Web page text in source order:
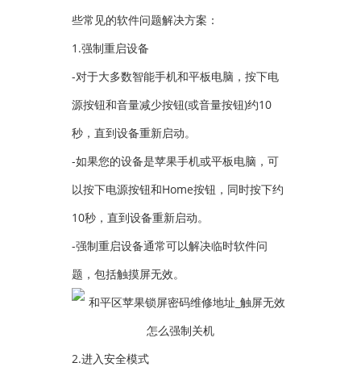
些常见的软件问题解决方案：
1.强制重启设备
-对于大多数智能手机和平板电脑，按下电
源按钮和音量减少按钮(或音量按钮)约10
秒，直到设备重新启动。
-如果您的设备是苹果手机或平板电脑，可
以按下电源按钮和Home按钮，同时按下约
10秒，直到设备重新启动。
-强制重启设备通常可以解决临时软件问
题，包括触摸屏无效。
2.进入安全模式